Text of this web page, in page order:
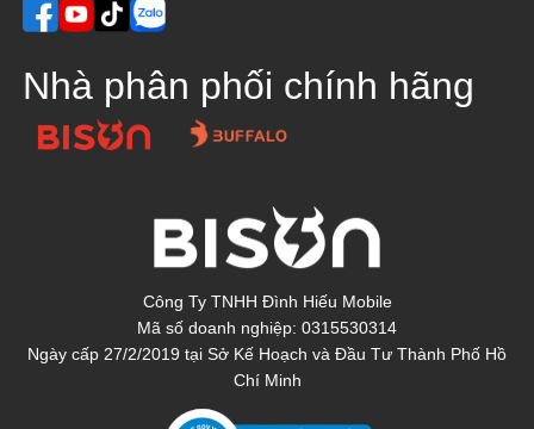
Công Ty TNHH Đình Hiếu Mobile
Mã số doanh nghiệp: 0315530314
Ngày cấp 27/2/2019 tại Sở Kế Hoạch và Đầu Tư Thành Phố Hồ
Chí Minh
Nhà phân phối chính hãng